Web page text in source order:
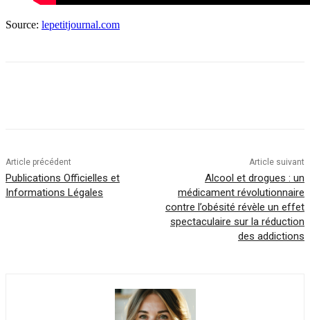
Source: lepetitjournal.com
Article précédent
Publications Officielles et
Informations Légales
Article suivant
Alcool et drogues : un
médicament révolutionnaire
contre l’obésité révèle un effet
spectaculaire sur la réduction
des addictions